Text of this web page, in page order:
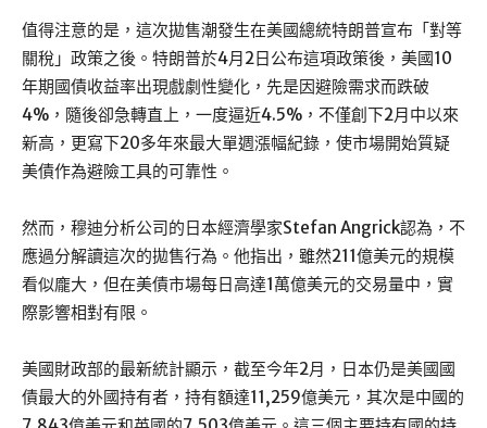
值得注意的是，這次拋售潮發生在美國總統特朗普宣布「對等
關稅」政策之後。特朗普於4月2日公布這項政策後，美國10
年期國債收益率出現戲劇性變化，先是因避險需求而跌破
4%，隨後卻急轉直上，一度逼近4.5%，不僅創下2月中以來
新高，更寫下20多年來最大單週漲幅紀錄，使市場開始質疑
美債作為避險工具的可靠性。
然而，穆迪分析公司的日本經濟學家Stefan Angrick認為，不
應過分解讀這次的拋售行為。他指出，雖然211億美元的規模
看似龐大，但在美債市場每日高達1萬億美元的交易量中，實
際影響相對有限。
美國財政部的最新統計顯示，截至今年2月，日本仍是美國國
債最大的外國持有者，持有額達11,259億美元，其次是中國的